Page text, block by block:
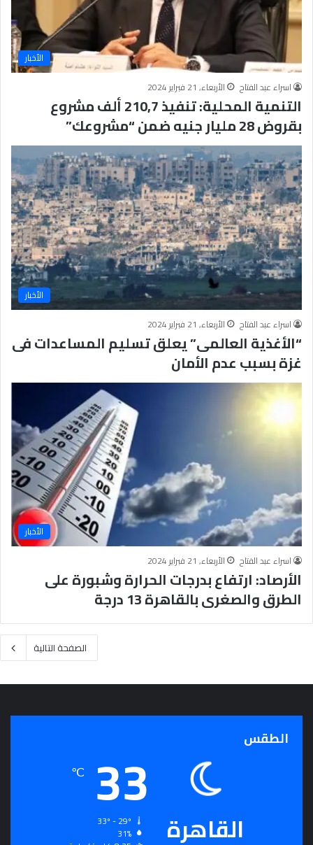
الأخبار
اسراء عبد الفتاح
الأربعاء, 21 فبراير 2024
التنمية المحلية: تنفيذ 210,7 ألف مشروع
بقروض 28 مليار جنيه ضمن “مشروعك”
الأخبار
اسراء عبد الفتاح
الأربعاء, 21 فبراير 2024
“الأغذية العالمى” يعلق تسليم المساعدات فى
غزة بسبب عدم الأمان
الأخبار
اسراء عبد الفتاح
الأربعاء, 21 فبراير 2024
الأرصاد: ارتفاع بدرجات الحرارة وشبورة على
الطرق والصغرى بالقاهرة 13 درجة
الصفحة التالية
الطقس
القاهرة
33
℃
31%